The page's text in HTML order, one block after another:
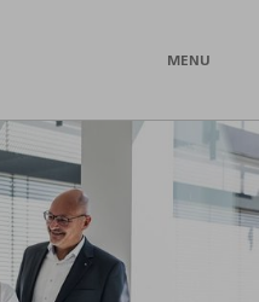
MENU